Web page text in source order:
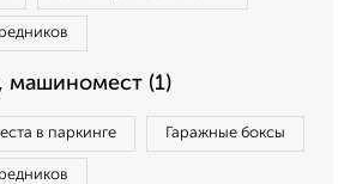
машиномест (1)
в паркинге Гаражные боксы